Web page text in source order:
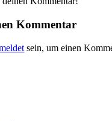
Kommentar
sein, um einen